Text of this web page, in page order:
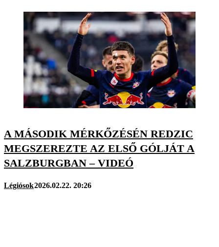
A MÁSODIK MÉRKŐZÉSÉN REDZIC
MEGSZEREZTE AZ ELSŐ GÓLJÁT A
SALZBURGBAN – VIDEÓ
Légiósok2026.02.22. 20:26